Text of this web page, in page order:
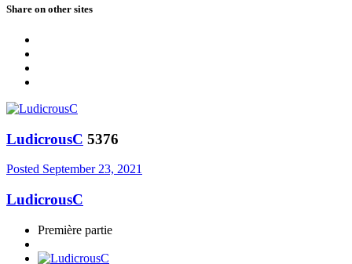
Share on other sites
LudicrousC 5376
Posted September 23, 2021
LudicrousC
Première partie